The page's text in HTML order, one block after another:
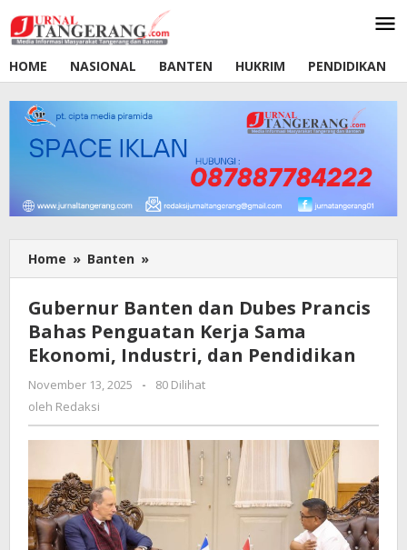
ke
konten
HOME
NASIONAL BANTEN HUKRIM PENDIDIKAN
Home » Banten »
Banten
Dubes
Prancis
Bahas
Kerja
Ekonomi,
Industri,
Pendidikan
Gubernur Banten dan Dubes Prancis
Bahas Penguatan Kerja Sama
Ekonomi, Industri, dan Pendidikan
November 13, 2025
oleh
-
80 Dilihat
oleh Redaksi